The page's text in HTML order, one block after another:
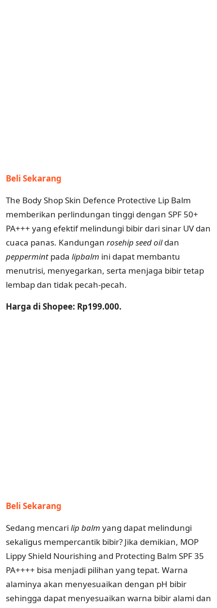
Beli Sekarang
The Body Shop Skin Defence Protective Lip Balm
memberikan perlindungan tinggi dengan SPF 50+
PA+++ yang efektif melindungi bibir dari sinar UV dan
cuaca panas. Kandungan rosehip seed oildan
peppermint pada lipbalm ini dapat membantu
menutrisi, menyegarkan, serta menjaga bibir tetap
lembap dan tidak pecah-pecah.
Harga di Shopee: Rp199.000.
Beli Sekarang
Sedang mencari lip balm yang dapat melindungi
sekaligus mempercantik bibir? Jika demikian, MOP
Lippy Shield Nourishing and Protecting Balm SPF 35
PA++++ bisa menjadi pilihan yang tepat. Warna
alaminya akan menyesuaikan dengan pH bibir
sehingga dapat menyesuaikan warna bibir alami dan